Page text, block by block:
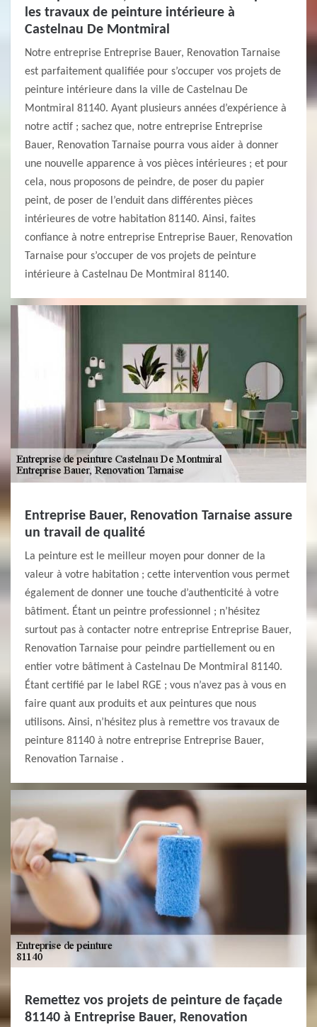
les travaux de peinture intérieure à
Castelnau De Montmiral
Notre entreprise Entreprise Bauer, Renovation Tarnaise
est parfaitement qualifiée pour s’occuper vos projets de
peinture intérieure dans la ville de Castelnau De
Montmiral 81140. Ayant plusieurs années d’expérience à
notre actif ; sachez que, notre entreprise Entreprise
Bauer, Renovation Tarnaise pourra vous aider à donner
une nouvelle apparence à vos pièces intérieures ; et pour
cela, nous proposons de peindre, de poser du papier
peint, de poser de l’enduit dans différentes pièces
intérieures de votre habitation 81140. Ainsi, faites
confiance à notre entreprise Entreprise Bauer, Renovation
Tarnaise pour s’occuper de vos projets de peinture
intérieure à Castelnau De Montmiral 81140.
Entreprise Bauer, Renovation Tarnaise assure
un travail de qualité
La peinture est le meilleur moyen pour donner de la
valeur à votre habitation ; cette intervention vous permet
également de donner une touche d’authenticité à votre
bâtiment. Étant un peintre professionnel ; n’hésitez
surtout pas à contacter notre entreprise Entreprise Bauer,
Renovation Tarnaise pour peindre partiellement ou en
entier votre bâtiment à Castelnau De Montmiral 81140.
Étant certifié par le label RGE ; vous n’avez pas à vous en
faire quant aux produits et aux peintures que nous
utilisons. Ainsi, n’hésitez plus à remettre vos travaux de
peinture 81140 à notre entreprise Entreprise Bauer,
Renovation Tarnaise .
Remettez vos projets de peinture de façade
81140 à Entreprise Bauer, Renovation